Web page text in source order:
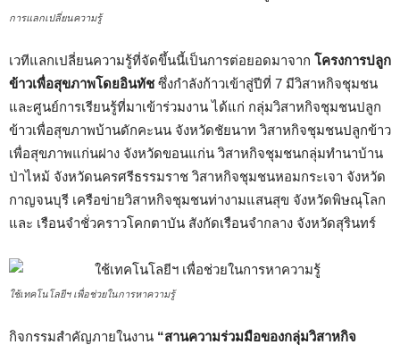
การแลกเปลี่ยนความรู้
เวทีแลกเปลี่ยนความรู้ที่จัดขึ้นนี้เป็นการต่อยอดมาจาก โครงการปลูก
ข้าวเพื่อสุขภาพโดยอินทัชซึ่งกำลังก้าวเข้าสู่ปีที่ 7 มีวิสาหกิจชุมชน
และศูนย์การเรียนรู้ที่มาเข้าร่วมงาน ได้แก่ กลุ่มวิสาหกิจชุมชนปลูก
ข้าวเพื่อสุขภาพบ้านดักคะนน จังหวัดชัยนาท วิสาหกิจชุมชนปลูกข้าว
เพื่อสุขภาพแก่นฝาง จังหวัดขอนแก่น วิสาหกิจชุมชนกลุ่มทำนาบ้าน
ป่าไหม้ จังหวัดนครศรีธรรมราช วิสาหกิจชุมชนหอมกระเจา จังหวัด
กาญจนบุรี เครือข่ายวิสาหกิจชุมชนท่างามแสนสุข จังหวัดพิษณุโลก
และ เรือนจำชั่วคราวโคกตาบัน สังกัดเรือนจำกลาง จังหวัดสุรินทร์
ใช้เทคโนโลยีฯ เพื่อช่วยในการหาความรู้
กิจกรรมสำคัญภายในงาน “สานความร่วมมือของกลุ่มวิสาหกิจ